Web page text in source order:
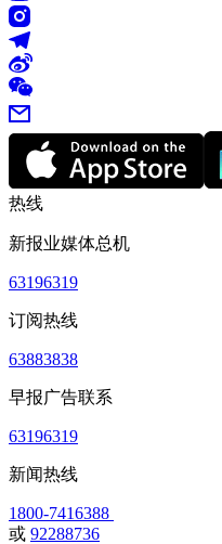
热线
新报业媒体总机
63196319
订阅热线
63883838
早报广告联系
63196319
新闻热线
1800-7416388
或 92288736